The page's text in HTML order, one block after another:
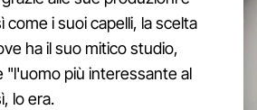
come i suoi capelli, la scelta
ha il suo mitico studio,
"l'uomo più interessante al
lo era.